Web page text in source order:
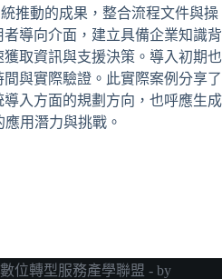
推動的成果，整合流程文件與操
導向介面，建立具備企業知識背
取資訊與支援決策。導入初期也
與實際驗證。此實際案例分享了
入方面的規劃方向，也呼應生成
用潛力與挑戰。
位轉型服務產學聯盟 - by